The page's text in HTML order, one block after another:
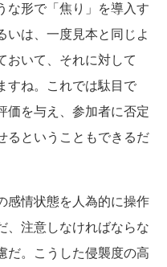
な形で「焦り」を導入す
いは、一度見本と同じよ
おいて、それに対して
すね。これでは駄目で
価を与え、参加者に否定
るということもできるだ
感情状態を人為的に操作
、注意しなければならな
だ。こうした侵襲度の高